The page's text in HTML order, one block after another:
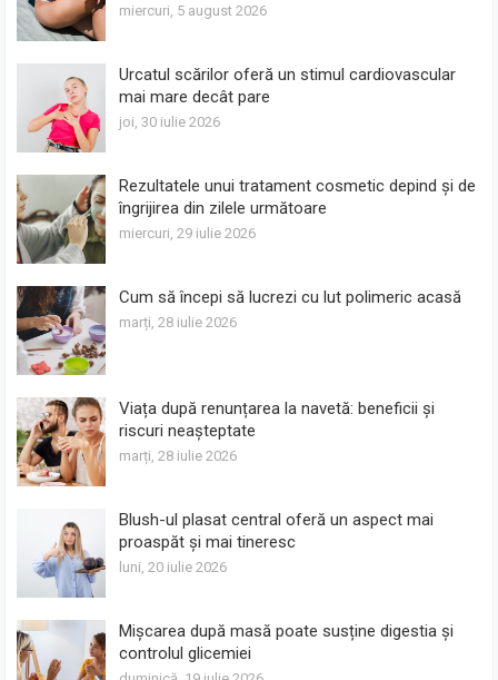
miercuri, 5 august 2026
Urcatul scărilor oferă un stimul cardiovascular
mai mare decât pare
joi, 30 iulie 2026
Rezultatele unui tratament cosmetic depind și de
îngrijirea din zilele următoare
miercuri, 29 iulie 2026
Cum să începi să lucrezi cu lut polimeric acasă
marți, 28 iulie 2026
Viața după renunțarea la navetă: beneficii și
riscuri neașteptate
marți, 28 iulie 2026
Blush-ul plasat central oferă un aspect mai
proaspăt și mai tineresc
luni, 20 iulie 2026
Mișcarea după masă poate susține digestia și
controlul glicemiei